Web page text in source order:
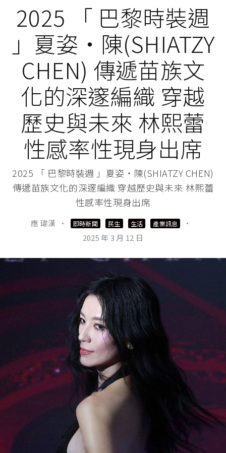
2025 「 巴黎時裝週
」夏姿・陳(SHIATZY
CHEN) 傳遞苗族文
化的深邃編織 穿越
歷史與未來 林熙蕾
性感率性現身出席
2025 「 巴黎時裝週 」夏姿・陳(SHIATZY CHEN)
傳遞苗族文化的深邃編織 穿越歷史與未來 林熙蕾
性感率性現身出席
應 瑋漢 · 即時新聞 民生 生活 產業訊息
·
2025 年 3 月 12 日